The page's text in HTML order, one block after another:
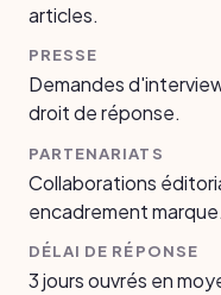
articles.
PRESSE
Demandes
droit de réponse.
PARTENARIATS
Collaborations
encadrement marque.
DÉLAI DE RÉPONSE
3 jours ouvrés en